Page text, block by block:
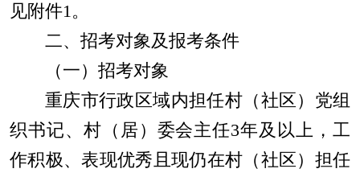
见附件1。
二、招考对象及报考条件
（一）招考对象
重庆市行政区域内担任村（社区）党组
织书记、村（居）委会主任3年及以上，工
作积极、表现优秀且现仍在村（社区）担任